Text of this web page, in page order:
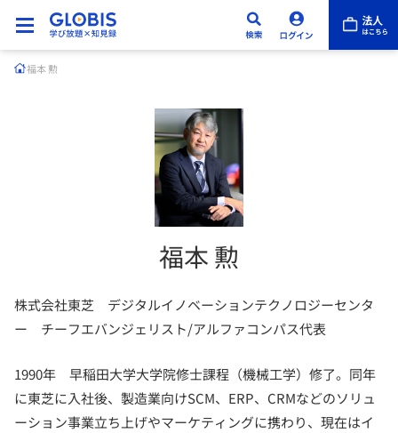
福本 勲
福本 勲
株式会社東芝 デジタルイノベーションテクノロジーセンタ
ー チーフエバンジェリスト/アルファコンパス代表
1990年 早稲田大学大学院修士課程（機械工学）修了。同年
に東芝に入社後、製造業向けSCM、ERP、CRMなどのソリュ
ーション事業立ち上げやマーケティングに携わり、現在はイ